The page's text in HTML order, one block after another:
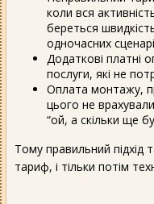
коли вся
береться
одночасних
Додаткові платні
послуги, які не
Оплата монтажу,
цього не
“ой, а скільки ще
Тому правильний підхід
тариф, і тільки потім